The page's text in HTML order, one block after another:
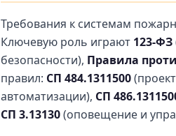
Требования к системам
Ключевую роль играют 123-ФЗ
безопасности), Правила
правил: СП 484.1311500
автоматизации), СП
СП 3.13130(оповещение и